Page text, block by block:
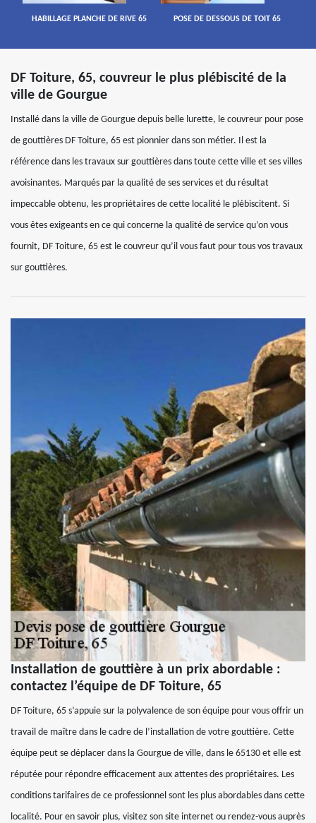
HABILLAGE PLANCHE DE RIVE 65 POSE DE DESSOUS DE TOIT 65
DF Toiture, 65, couvreur le plus plébiscité de la
ville de Gourgue
Installé dans la ville de Gourgue depuis belle lurette, le couvreur pour pose
de gouttières DF Toiture, 65 est pionnier dans son métier. Il est la
référence dans les travaux sur gouttières dans toute cette ville et ses villes
avoisinantes. Marqués par la qualité de ses services et du résultat
impeccable obtenu, les propriétaires de cette localité le plébiscitent. Si
vous êtes exigeants en ce qui concerne la qualité de service qu’on vous
fournit, DF Toiture, 65 est le couvreur qu’il vous faut pour tous vos travaux
sur gouttières.
Installation de gouttière à un prix abordable :
contactez l’équipe de DF Toiture, 65
DF Toiture, 65 s’appuie sur la polyvalence de son équipe pour vous offrir un
travail de maître dans le cadre de l’installation de votre gouttière. Cette
équipe peut se déplacer dans la Gourgue de ville, dans le 65130 et elle est
réputée pour répondre efficacement aux attentes des propriétaires. Les
conditions tarifaires de ce professionnel sont les plus abordables dans cette
localité. Pour en savoir plus, visitez son site internet ou rendez-vous auprès